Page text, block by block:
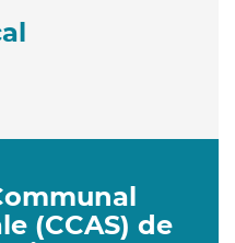
(CCAS) de